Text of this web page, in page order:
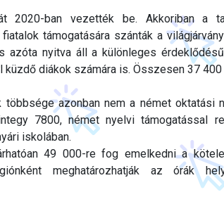
2020-ban vezették be. Akkoriban a
támogatására szánták a
azóta nyitva áll a különleges
küzdő diákok számára is. Összesen 37
többsége azonban nem a német oktatási
7800, német nyelvi támogatással
iskolában.
49 000-re fog emelkedni a
meghatározhatják az órák